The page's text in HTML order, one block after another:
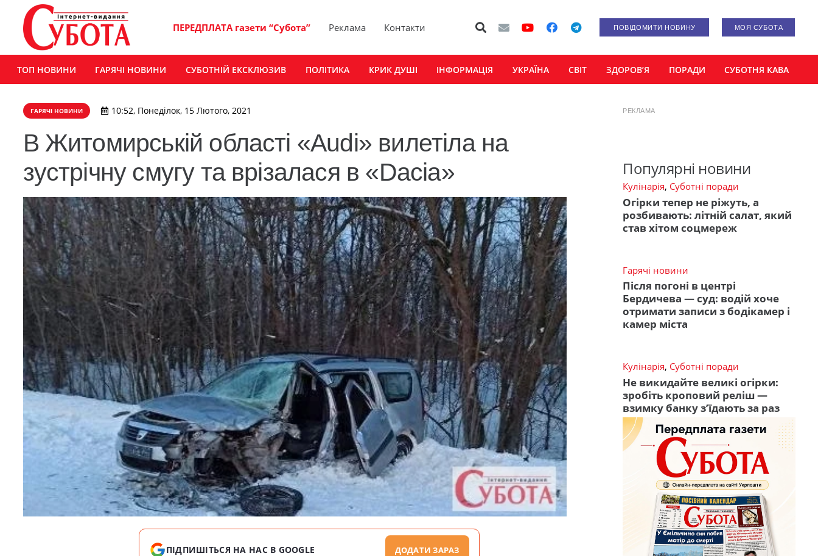
ПЕРЕДПЛАТА газети “Субота” Реклама Контакти ПОВІДОМИТИ НОВИНУ МОЯ СУБОТА
ТОП НОВИНИ ГАРЯЧІ НОВИНИ СУБОТНІЙ ЕКСКЛЮЗИВ ПОЛІТИКА КРИК ДУШІ ІНФОРМАЦІЯ УКРАЇНА СВІТ ЗДОРОВ’Я ПОРАДИ СУБОТНЯ КАВА
ГАРЯЧІ НОВИНИ 10:52, Понеділок, 15 Лютого, 2021
В Житомирській області «Audi» вилетіла на
зустрічну смугу та врізалася в «Dacia»
ПІДПИШІТЬСЯ НА НАС В GOOGLE ДОДАТИ ЗАРАЗ
РЕКЛАМА
Популярні новини
Кулінарія, Суботні поради
Огірки тепер не ріжуть, а
розбивають: літній салат, який
став хітом соцмереж
Гарячі новини
Після погоні в центрі
Бердичева — суд: водій хоче
отримати записи з бодікамер і
камер міста
Кулінарія, Суботні поради
Не викидайте великі огірки:
зробіть кроповий реліш —
взимку банку з’їдають за раз